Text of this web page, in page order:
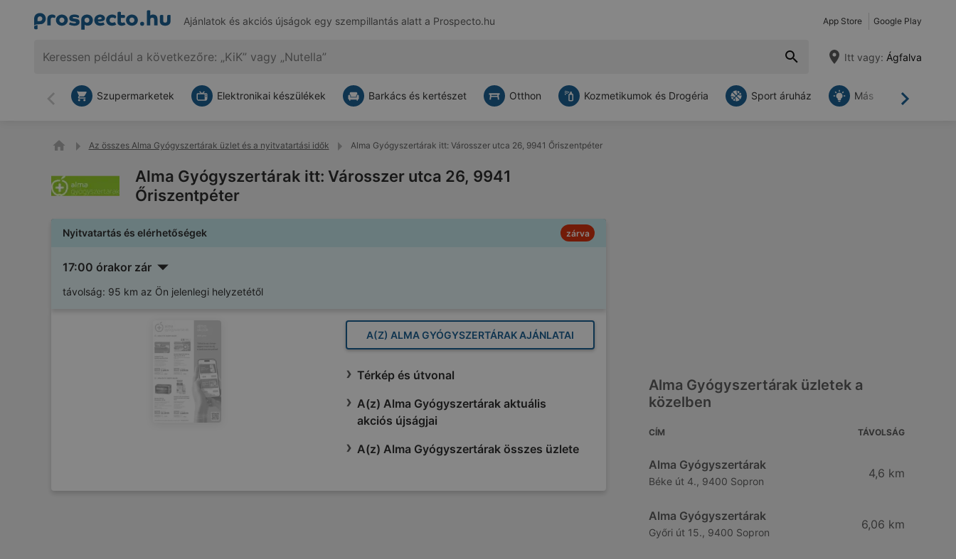
Ajánlatok és akciós újságok egy szempillantás alatt a Prospecto.hu App Store Google Play
Itt vagy: Ágfalva
Vissza Tovább
Szupermarketek Elektronikai készülékek Barkács és kertészet Otthon Kozmetikumok és Drogéria Sport áruház Más
Az összes Alma Gyógyszertárak üzlet és a nyitvatartási idők Alma Gyógyszertárak itt: Városszer utca 26, 9941 Őriszentpéter
Alma Gyógyszertárak itt: Városszer utca 26, 9941
Őriszentpéter
Nyitvatartás és elérhetőségek zárva
17:00 órakor zár
távolság: 95 km az Ön jelenlegi helyzetétől
A(Z) ALMA GYÓGYSZERTÁRAK AJÁNLATAI
Térkép és útvonal
A(z) Alma Gyógyszertárak aktuális
akciós újságjai
A(z) Alma Gyógyszertárak összes üzlete
Alma Gyógyszertárak üzletek a
közelben
CÍM TÁVOLSÁG
Alma Gyógyszertárak
Béke út 4., 9400 Sopron
4,6 km
Alma Gyógyszertárak
Győri út 15., 9400 Sopron
6,06 km